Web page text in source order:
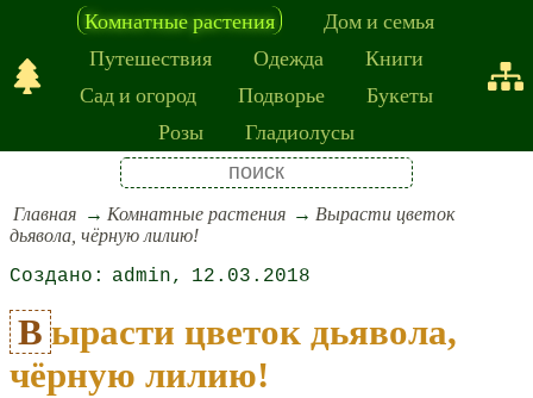
Комнатные растения
Дом и семья
Путешествия
Одежда
Книги
Сад и огород
Подворье
Букеты
Розы
Гладиолусы
Главная Комнатные растения
Вырасти цветок
дьявола, чёрную лилию!
admin 12.03.2018
Вырасти цветок дьявола,
чёрную лилию!